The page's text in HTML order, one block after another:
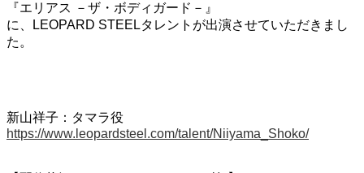
『エリアス －ザ・ボディガード－』
に、LEOPARD STEELタレントが出演させていただきまし
た。
新山祥子：タマラ役
https://www.leopardsteel.com/talent/Niiyama_Shoko/